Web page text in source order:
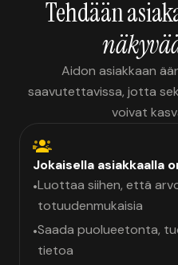
Tehdään
Aidon asiakkaan
saavutettavissa, jotta
voivat
Jokaisella asiakkaalla
•Luottaa siihen, että
totuudenmukaisia
•Saada puolueetonta,
tietoa